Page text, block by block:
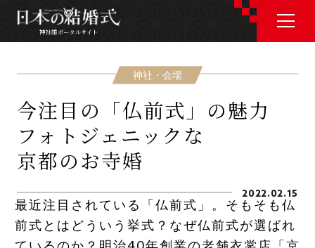
神社婚ポータルサイト
J P E N
神社婚会場を探す
衣裳を探す
神社婚ポータルサイト
神社・会場
今注目の「仏前式」の魅力
フォトジェニックな
京都のお寺婚
2022.02.15
最近注目されている「仏前式」。そもそも仏
前式とはどういう挙式？なぜ仏前式が選ばれ